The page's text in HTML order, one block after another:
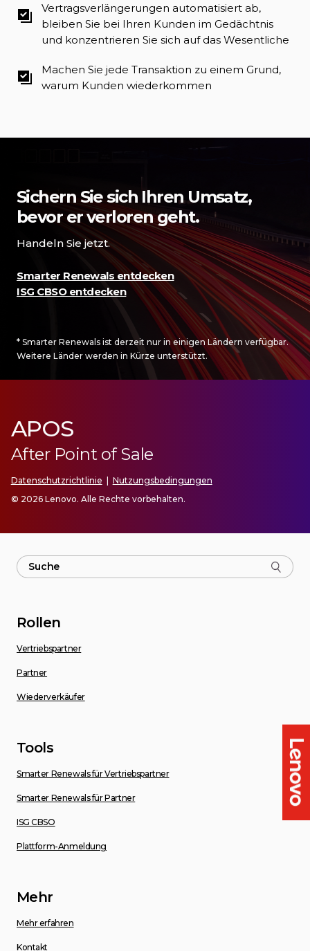
Vertragsverlängerungen automatisiert ab,
bleiben Sie bei Ihren Kunden im Gedächtnis
und konzentrieren Sie sich auf das Wesentliche
Machen Sie jede Transaktion zu einem Grund,
warum Kunden wiederkommen
#000">
Sichern Sie sich Ihren Umsatz,
bevor er verloren geht.
Handeln Sie jetzt.
Smarter Renewals entdecken
ISG CBSO entdecken
* Smarter Renewals ist derzeit nur in einigen Ländern verfügbar.
Weitere Länder werden in Kürze unterstützt.
APOS
After Point of Sale
Datenschutzrichtlinie
Nutzungsbedingungen
© 2026 Lenovo. Alle Rechte vorbehalten.
Rollen
Vertriebspartner
Partner
Wiederverkäufer
Tools
Smarter Renewals für Vertriebspartner
Smarter Renewals für Partner
ISG CBSO
Plattform-Anmeldung
Mehr
Mehr erfahren
Kontakt